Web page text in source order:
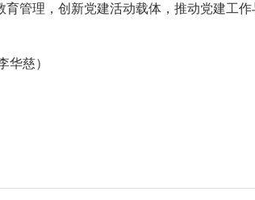
管理，创新党建活动载体，推动党建工
华慈）